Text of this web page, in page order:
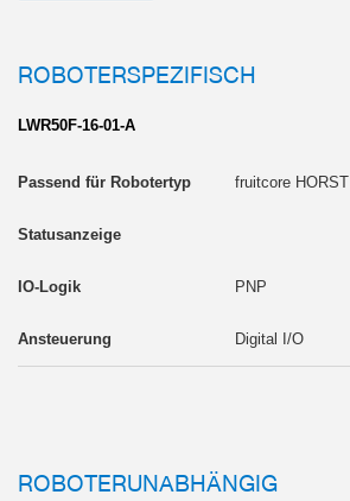
ROBOTERSPEZIFISCH
LWR50F-16-01-A
fruitcore HORST
PNP
Digital I/O
ROBOTERUNABHÄNGIG